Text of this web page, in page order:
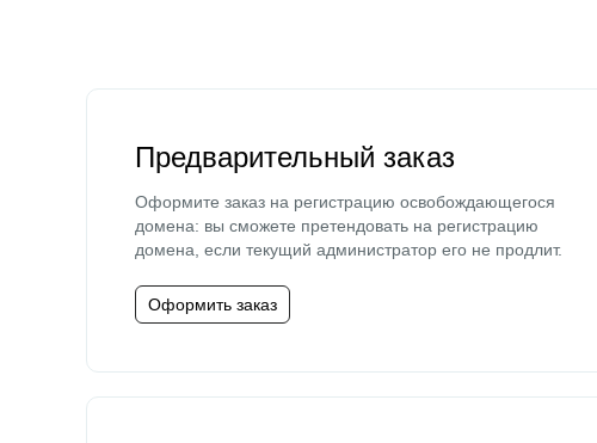
Предварительный заказ
Оформите заказ на регистрацию освобождающегося
домена: вы сможете претендовать на регистрацию
домена, если текущий администратор его не продлит.
Оформить заказ